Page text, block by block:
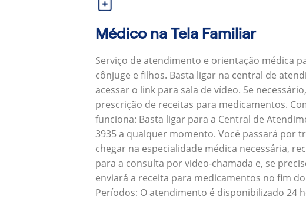
Médico na Tela Familiar
Serviço de atendimento e orientação médica
cônjuge e filhos. Basta ligar na central de
acessar o link para sala de vídeo. Se
prescrição de receitas para medicamentos.
funciona: Basta ligar para a Central de
3935 a qualquer momento. Você passará por
chegar na especialidade médica necessária,
para a consulta por video-chamada e, se
enviará a receita para medicamentos no fim
Períodos: O atendimento é disponibilizado 24